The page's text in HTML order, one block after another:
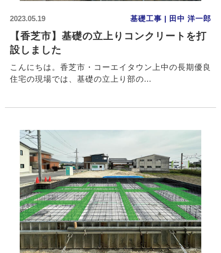
2023.05.19 基礎工事 | 田中 洋一郎
【香芝市】基礎の立上りコンクリートを打
設しました
こんにちは。香芝市・コーエイタウン上中の長期優良
住宅の現場では、基礎の立上り部の...